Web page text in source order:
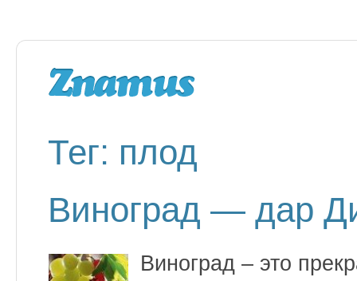
Тег: плод
Виноград — дар
Виноград – это